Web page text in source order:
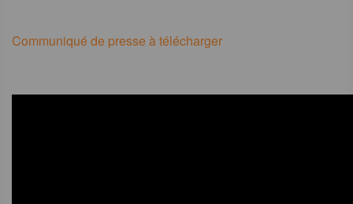
Communiqué de presse à télécharger